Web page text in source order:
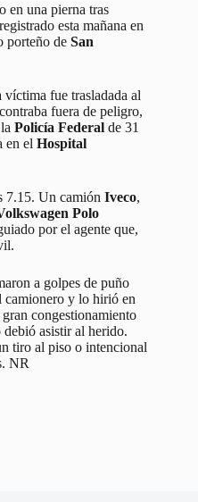
en una pierna tras
esta mañana en
porteño de San
fue trasladada al
fuera de peligro,
Policía Federal de 31
en el Hospital
7.15. Un camión Iveco,
Polo
por el agente que,
a golpes de puño
camionero y lo hirió en
congestionamiento
asistir al herido.
tiro al piso o intencional
NR